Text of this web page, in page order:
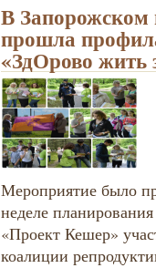
В Запорожском
прошла
«ЗдОрово
Мероприятие было
неделе
«Проект Кешер»
коалиции